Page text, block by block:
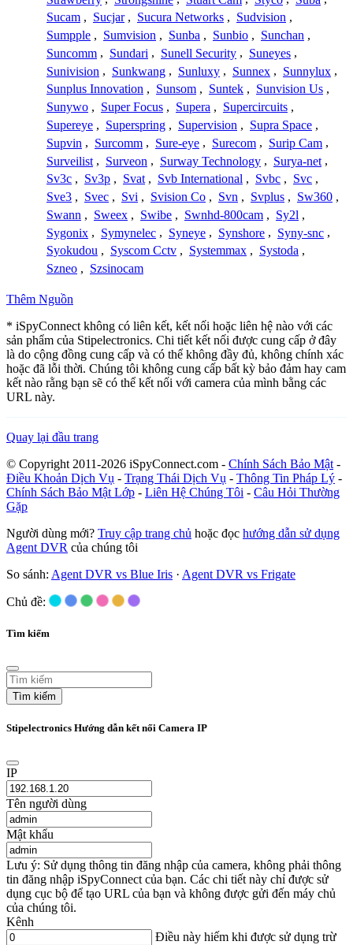
Sucam , Sucjar , Sucura Networks , Sudvision ,
Sumpple , Sumvision , Sunba , Sunbio , Sunchan ,
Suncomm , Sundari , Sunell Security , Suneyes ,
Sunivision , Sunkwang , Sunluxy , Sunnex , Sunnylux ,
Sunplus Innovation , Sunsom , Suntek , Sunvision Us ,
Sunywo , Super Focus , Supera , Supercircuits ,
Supereye , Superspring , Supervision , Supra Space ,
Supvin , Surcomm , Sure-eye , Surecom , Surip Cam ,
Surveilist , Surveon , Surway Technology , Surya-net ,
Sv3c , Sv3p , Svat , Svb International , Svbc , Svc ,
Sve3 , Svec , Svi , Svision Co , Svn , Svplus , Sw360 ,
Swann , Sweex , Swibe , Swnhd-800cam , Sy2l ,
Sygonix , Symynelec , Syneye , Synshore , Syny-snc ,
Syokudou , Syscom Cctv , Systemmax , Systoda ,
Szneo , Szsinocam
Thêm Nguồn
* iSpyConnect không có liên kết, kết nối hoặc liên hệ nào với các
sản phẩm của Stipelectronics. Chi tiết kết nối được cung cấp ở đây
là do cộng đồng cung cấp và có thể không đầy đủ, không chính xác
hoặc đã lỗi thời. Chúng tôi không cung cấp bất kỳ bảo đảm hay cam
kết nào rằng bạn sẽ có thể kết nối với camera của mình bằng các
URL này.
Quay lại đầu trang
© Copyright 2011-2026 iSpyConnect.com - Chính Sách Bảo Mật -
Điều Khoản Dịch Vụ - Trạng Thái Dịch Vụ - Thông Tin Pháp Lý -
Chính Sách Bảo Mật Lớp - Liên Hệ Chúng Tôi - Câu Hỏi Thường
Gặp
Người dùng mới? Truy cập trang chủ hoặc đọc hướng dẫn sử dụng
Agent DVR của chúng tôi
So sánh: Agent DVR vs Blue Iris · Agent DVR vs Frigate
Chủ đề:
Tìm kiếm
Tìm kiếm
Stipelectronics Hướng dẫn kết nối Camera IP
IP
Tên người dùng
Mật khẩu
Lưu ý: Sử dụng thông tin đăng nhập của camera, không phải thông
tin đăng nhập iSpyConnect của bạn. Các chi tiết này chỉ được sử
dụng cục bộ để tạo URL của bạn và không được gửi đến máy chủ
của chúng tôi.
Kênh
Điều này hiếm khi được sử dụng trừ